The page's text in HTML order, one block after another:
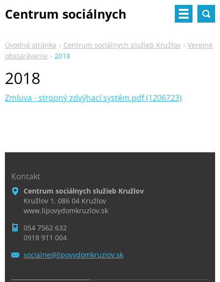
Centrum sociálnych
Úvodná stránka Centrum sociálnych služieb Kružlov
Verejné
obstarávanie
2018
2018
Zmluva - stropný zdvýhací systém.pdf (1206723)
Kontakt
Centrum sociálnych služieb Kružlov
Kružlov 1, 086 04 Kružlov
www.lipovydomkruzlov.sk
054 7562 632
0918 911 004
socialne@lipovydomkruzlov.sk